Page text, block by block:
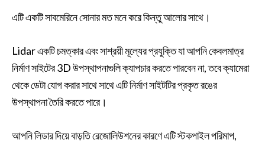
এটি একটি সাবমেরিনে সোনার মত মনে করে কিন্তু আলোর সাথে।
Lidar একটি চমত্কার এবং সাশ্রয়ী মূল্যের প্রযুক্তি যা আপনি কেবলমাত্র
নির্মাণ সাইটের 3D উপস্থাপনাগুলি ক্যাপচার করতে পারবেন না, তবে ক্যামেরা
থেকে ডেটা যোগ করার সাথে সাথে এটি নির্মাণ সাইটটির প্রকৃত রঙের
উপস্থাপনা তৈরি করতে পারে।
আপনি লিডার দিয়ে বাড়তি রেজোলিউশনের কারণে এটি স্টকপাইল পরিমাপ,